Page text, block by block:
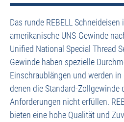
Das runde REBELL
amerikanische UNS-Gewinde
Unified National Special Thread
Gewinde haben spezielle
Einschraublängen und werden
denen die Standard-Zollgewinde
Anforderungen nicht erfüllen.
bieten eine hohe Qualität und